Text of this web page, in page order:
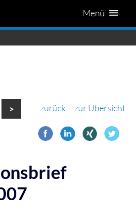
Menü
> zurück | zur Übersicht